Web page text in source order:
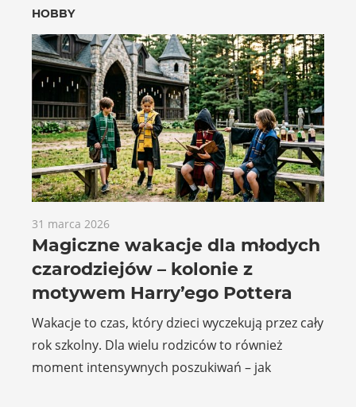
HOBBY
31 marca 2026
Magiczne wakacje dla młodych
czarodziejów – kolonie z
motywem Harry’ego Pottera
Wakacje to czas, który dzieci wyczekują przez cały
rok szkolny. Dla wielu rodziców to również
moment intensywnych poszukiwań – jak